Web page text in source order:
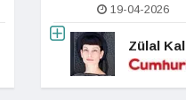
sunuyor?19-04-2026
Zülal